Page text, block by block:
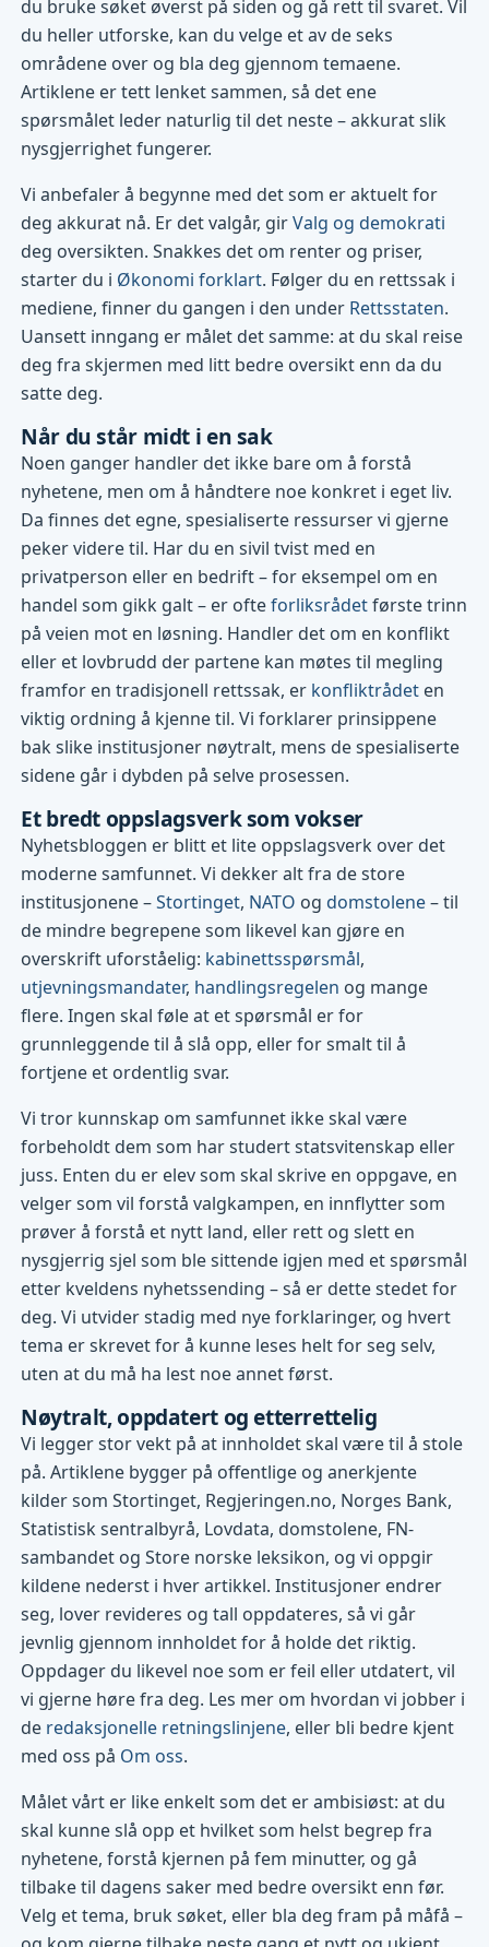
du bruke søket øverst på siden og gå rett til svaret. Vil
du heller utforske, kan du velge et av de seks
områdene over og bla deg gjennom temaene.
Artiklene er tett lenket sammen, så det ene
spørsmålet leder naturlig til det neste – akkurat slik
nysgjerrighet fungerer.
Vi anbefaler å begynne med det som er aktuelt for
deg akkurat nå. Er det valgår, girValg og demokrati
deg oversikten. Snakkes det om renter og priser,
starter du i Økonomi forklart. Følger du en rettssak i
mediene, finner du gangen i den under Rettsstaten.
Uansett inngang er målet det samme: at du skal reise
deg fra skjermen med litt bedre oversikt enn da du
satte deg.
Når du står midt i en sak
Noen ganger handler det ikke bare om å forstå
nyhetene, men om å håndtere noe konkret i eget liv.
Da finnes det egne, spesialiserte ressurser vi gjerne
peker videre til. Har du en sivil tvist med en
privatperson eller en bedrift – for eksempel om en
handel som gikk galt – er ofteforliksrådetførste trinn
på veien mot en løsning. Handler det om en konflikt
eller et lovbrudd der partene kan møtes til megling
framfor en tradisjonell rettssak, er konfliktrådet en
viktig ordning å kjenne til. Vi forklarer prinsippene
bak slike institusjoner nøytralt, mens de spesialiserte
sidene går i dybden på selve prosessen.
Et bredt oppslagsverk som vokser
Nyhetsbloggen er blitt et lite oppslagsverk over det
moderne samfunnet. Vi dekker alt fra de store
institusjonene –Stortinget, NATO ogdomstolene– til
de mindre begrepene som likevel kan gjøre en
overskrift uforståelig: kabinettsspørsmål,
utjevningsmandater, handlingsregelen og mange
flere. Ingen skal føle at et spørsmål er for
grunnleggende til å slå opp, eller for smalt til å
fortjene et ordentlig svar.
Vi tror kunnskap om samfunnet ikke skal være
forbeholdt dem som har studert statsvitenskap eller
juss. Enten du er elev som skal skrive en oppgave, en
velger som vil forstå valgkampen, en innflytter som
prøver å forstå et nytt land, eller rett og slett en
nysgjerrig sjel som ble sittende igjen med et spørsmål
etter kveldens nyhetssending – så er dette stedet for
deg. Vi utvider stadig med nye forklaringer, og hvert
tema er skrevet for å kunne leses helt for seg selv,
uten at du må ha lest noe annet først.
Nøytralt, oppdatert og etterrettelig
Vi legger stor vekt på at innholdet skal være til å stole
på. Artiklene bygger på offentlige og anerkjente
kilder som Stortinget, Regjeringen.no, Norges Bank,
Statistisk sentralbyrå, Lovdata, domstolene, FN-
sambandet og Store norske leksikon, og vi oppgir
kildene nederst i hver artikkel. Institusjoner endrer
seg, lover revideres og tall oppdateres, så vi går
jevnlig gjennom innholdet for å holde det riktig.
Oppdager du likevel noe som er feil eller utdatert, vil
vi gjerne høre fra deg. Les mer om hvordan vi jobber i
de redaksjonelle retningslinjene, eller bli bedre kjent
med oss på Om oss.
Målet vårt er like enkelt som det er ambisiøst: at du
skal kunne slå opp et hvilket som helst begrep fra
nyhetene, forstå kjernen på fem minutter, og gå
tilbake til dagens saker med bedre oversikt enn før.
Velg et tema, bruk søket, eller bla deg fram på måfå –